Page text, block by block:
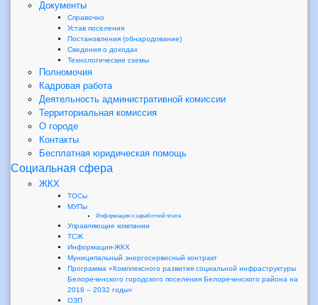
Документы
Справочно
Устав поселения
Постановления (обнародование)
Сведения о доходах
Технологические схемы
Полномочия
Кадровая работа
Деятельность административной комиссии
Территориальная комиссия
О городе
Контакты
Бесплатная юридическая помощь
Социальная сфера
ЖКХ
ТОСы
МУПы
Информация о заработной плате
Управляющие компании
ТСЖ
Информация-ЖКХ
Муниципальный энергосервисный контракт
Программа «Комплексного развития социальной инфраструктуры
Белореченского городского поселения Белореченского района на
2016 – 2032 годы»
ОЗП